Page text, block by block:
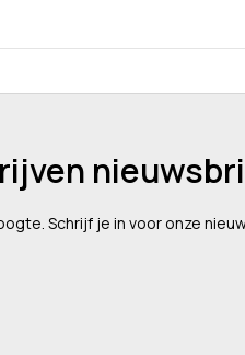
Schrijf je in voor onze